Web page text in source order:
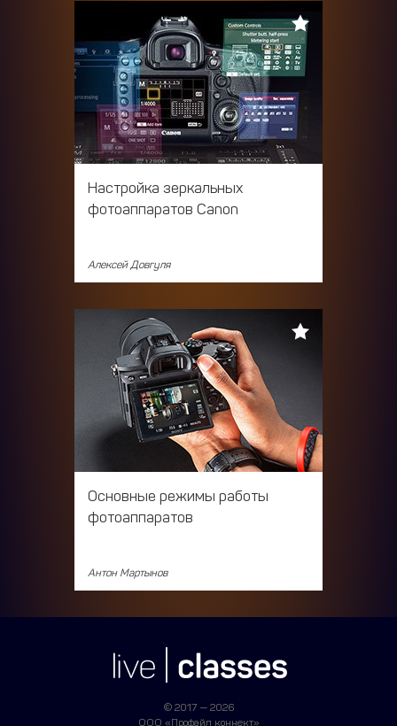
Настройка зеркальных
фотоаппаратов Canon
Алексей Довгуля
Основные режимы работы
фотоаппаратов
Антон Мартынов
© 2017 — 2026
ООО «Профайл коннект»